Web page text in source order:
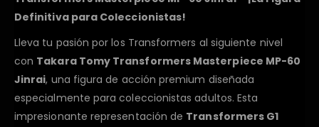
Definitiva para Coleccionistas!
Lleva tu pasión por los Transformers al siguiente nivel
con Takara Tomy Transformers Masterpiece MP-60
Jinrai, una figura de acción premium diseñada
especialmente para coleccionistas adultos. Esta
impresionante representación de Transformers G1